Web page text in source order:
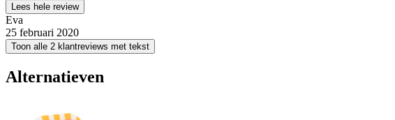
Lees hele review
Eva
25 februari 2020
Toon alle 2 klantreviews met tekst
Alternatieven